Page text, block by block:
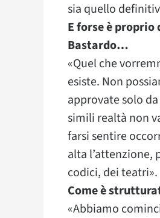
sia quello
E forse è proprio
Bastardo…
«Quel che
esiste. Non
approvate solo
simili realtà non
farsi sentire
alta l’attenzione,
codici, dei teatri».
Come è
«Abbiamo